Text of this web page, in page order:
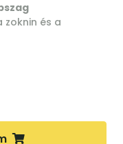
és a